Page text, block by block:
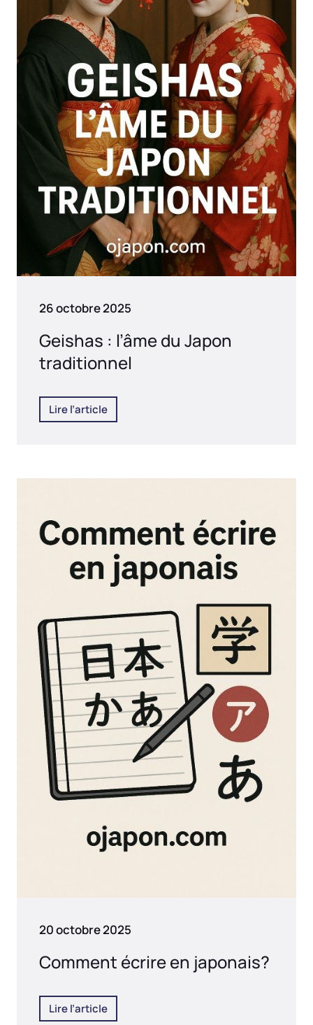
26 octobre 2025
Geishas : l’âme du Japon
traditionnel
Lire l’article
20 octobre 2025
Comment écrire en japonais?
Lire l’article